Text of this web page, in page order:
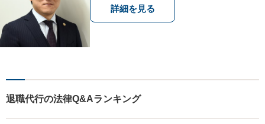
詳細を見る
退職代行の法律Q&Aランキング